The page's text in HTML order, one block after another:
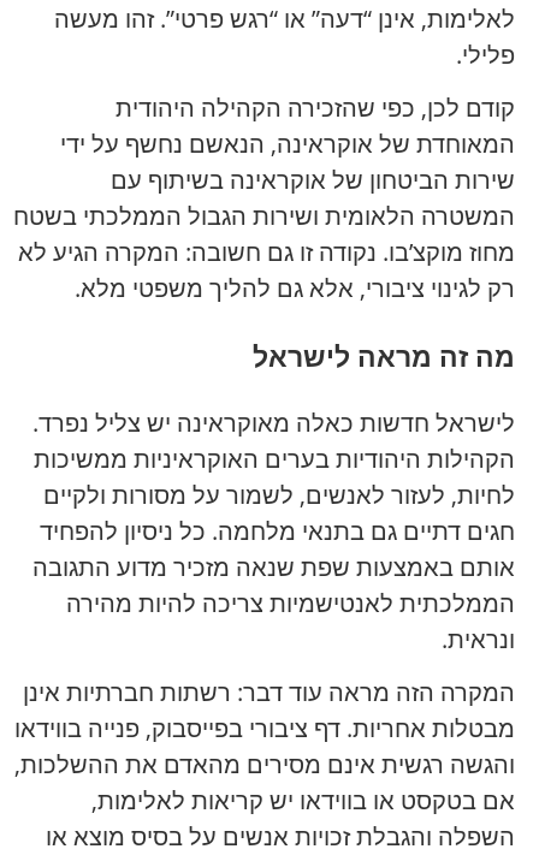
לאלימות, אינן “דעה” או “רגש פרטי”. זהו מעשה
פלילי.
קודם לכן, כפי שהזכירה הקהילה היהודית
המאוחדת של אוקראינה, הנאשם נחשף על ידי
שירות הביטחון של אוקראינה בשיתוף עם
המשטרה הלאומית ושירות הגבול הממלכתי בשטח
מחוז מוקצ’בו. נקודה זו גם חשובה: המקרה הגיע לא
רק לגינוי ציבורי, אלא גם להליך משפטי מלא.
מה זה מראה לישראל
לישראל חדשות כאלה מאוקראינה יש צליל נפרד.
הקהילות היהודיות בערים האוקראיניות ממשיכות
לחיות, לעזור לאנשים, לשמור על מסורות ולקיים
חגים דתיים גם בתנאי מלחמה. כל ניסיון להפחיד
אותם באמצעות שפת שנאה מזכיר מדוע התגובה
הממלכתית לאנטישמיות צריכה להיות מהירה
ונראית.
המקרה הזה מראה עוד דבר: רשתות חברתיות אינן
מבטלות אחריות. דף ציבורי בפייסבוק, פנייה בווידאו
והגשה רגשית אינם מסירים מהאדם את ההשלכות,
אם בטקסט או בווידאו יש קריאות לאלימות,
השפלה והגבלת זכויות אנשים על בסיס מוצא או